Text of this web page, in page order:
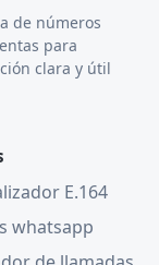
de números
para
clara y útil
E.164
whatsapp